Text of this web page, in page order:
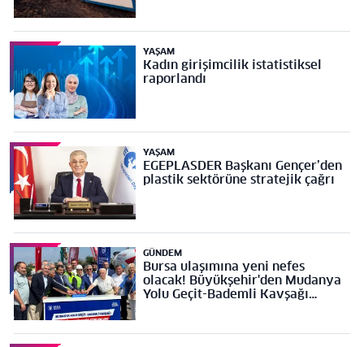
YAŞAM
Kadın girişimcilik istatistiksel
raporlandı
YAŞAM
EGEPLASDER Başkanı Gençer’den
plastik sektörüne stratejik çağrı
GÜNDEM
Bursa ulaşımına yeni nefes
olacak! Büyükşehir'den Mudanya
Yolu Geçit-Bademli Kavşağı